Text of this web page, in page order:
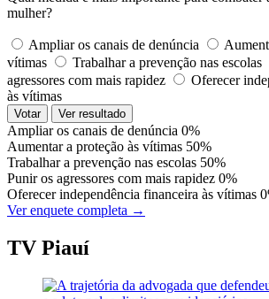
mulher?
Ampliar os canais de denúncia
vítimas
Trabalhar a prevenção nas escolas
agressores com mais rapidez
Oferecer
às vítimas
Votar Ver resultado
Ampliar os canais de denúncia 0%
Aumentar a proteção às vítimas 50%
Trabalhar a prevenção nas escolas 50%
Punir os agressores com mais rapidez 0%
Oferecer independência financeira às vítimas
Ver enquete completa →
TV Piauí